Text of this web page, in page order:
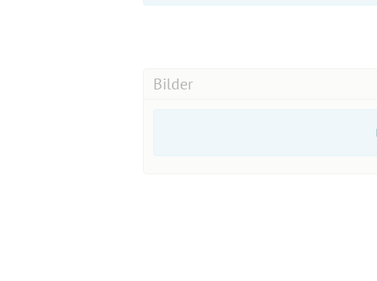
Bilder